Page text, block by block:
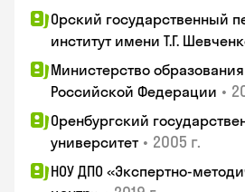
Орский государственный
институт имени Т.Г.
Министерство
Российской Федерации •
Оренбургский
университет • 2005 г.
НОУ ДПО «Экспертно-